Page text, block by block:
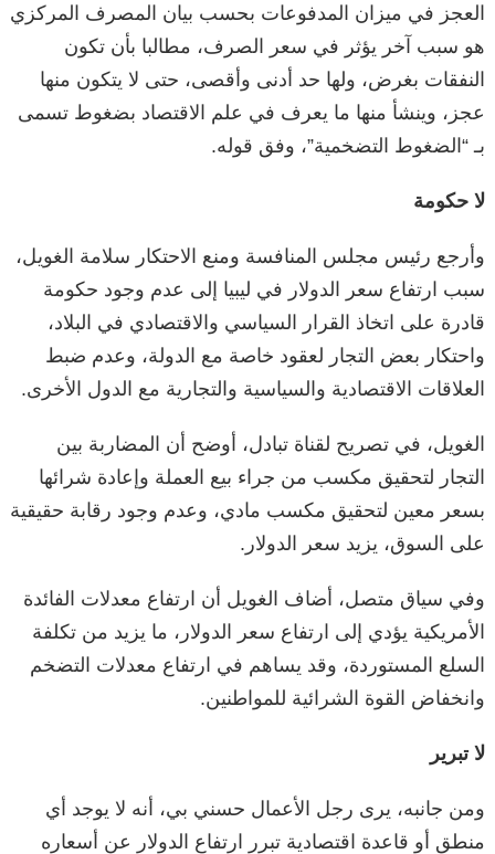
العجز في ميزان المدفوعات بحسب بيان المصرف المركزي
هو سبب آخر يؤثر في سعر الصرف، مطالبا بأن تكون
النفقات بغرض، ولها حد أدنى وأقصى، حتى لا يتكون منها
عجز، وينشأ منها ما يعرف في علم الاقتصاد بضغوط تسمى
بـ “الضغوط التضخمية”، وفق قوله.
لا حكومة
وأرجع رئيس مجلس المنافسة ومنع الاحتكار سلامة الغويل،
سبب ارتفاع سعر الدولار في ليبيا إلى عدم وجود حكومة
قادرة على اتخاذ القرار السياسي والاقتصادي في البلاد،
واحتكار بعض التجار لعقود خاصة مع الدولة، وعدم ضبط
العلاقات الاقتصادية والسياسية والتجارية مع الدول الأخرى.
الغويل، في تصريح لقناة تبادل، أوضح أن المضاربة بين
التجار لتحقيق مكسب من جراء بيع العملة وإعادة شرائها
بسعر معين لتحقيق مكسب مادي، وعدم وجود رقابة حقيقية
على السوق، يزيد سعر الدولار.
وفي سياق متصل، أضاف الغويل أن ارتفاع معدلات الفائدة
الأمريكية يؤدي إلى ارتفاع سعر الدولار، ما يزيد من تكلفة
السلع المستوردة، وقد يساهم في ارتفاع معدلات التضخم
وانخفاض القوة الشرائية للمواطنين.
لا تبرير
ومن جانبه، يرى رجل الأعمال حسني بي، أنه لا يوجد أي
منطق أو قاعدة اقتصادية تبرر ارتفاع الدولار عن أسعاره